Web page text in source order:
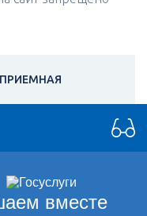
вместе